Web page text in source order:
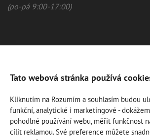
Tato webová stránka používá
Kliknutím na Rozumím a souhlasím budou
funkční, analytické i marketingové -
pohodlné používání webu, měřit funkčnost
cílit reklamou. Své preference můžete
(po-pá 9:00-17:00)